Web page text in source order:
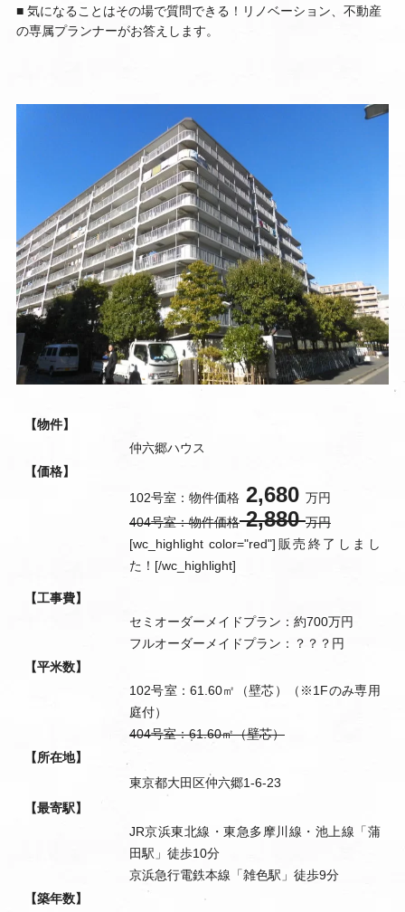
■ 気になることはその場で質問できる！リノベーション、不動産
の専属プランナーがお答えします。
【物件】
仲六郷ハウス
【価格】
102号室：物件価格2,680 万円
404号室：物件価格2,880万円
[wc_highlight color="red"]販売終了しまし
た！[/wc_highlight]
【工事費】
セミオーダーメイドプラン：約700万円
フルオーダーメイドプラン：？？？円
【平米数】
102号室：61.60㎡（壁芯）（※1Fのみ専用
庭付）
404号室：61.60㎡（壁芯）
【所在地】
東京都大田区仲六郷1-6-23
【最寄駅】
JR京浜東北線・東急多摩川線・池上線「蒲
田駅」徒歩10分
京浜急行電鉄本線「雑色駅」徒歩9分
【築年数】